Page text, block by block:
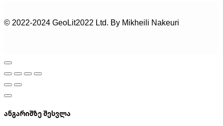
© 2022-2024 GeoLit2022 Ltd. By Mikheili Nakeuri
ანგარიშზე შესვლა